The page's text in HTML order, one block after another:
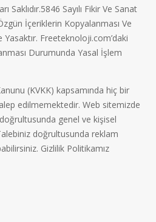
Sayılı Fikir Ve Sanat
İçeriklerin Kopyalanması Ve
Yasaktır. Freeteknoloji.com’daki
Durumunda Yasal İşlem
(KVKK) kapsamında hiç bir
edilmemektedir. Web sitemizde
genel ve kişisel
doğrultusunda reklam
Gizlilik Politikamız